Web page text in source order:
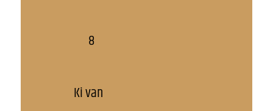
8
Ki van